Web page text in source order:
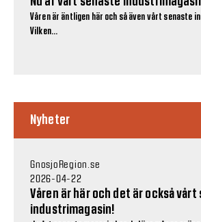
Våren är äntligen här och så även vårt senaste
Vilken...
Nyheter
GnosjoRegion.se
2026-04-22
Våren är här och det är också vårt
industrimagasin!